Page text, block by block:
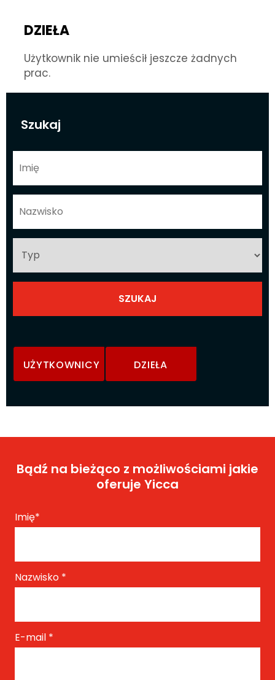
Szukaj
UŻYTKOWNICY DZIEŁA
DZIEŁA
Użytkownik nie umieścił jeszcze żadnych
prac.
Bądź na bieżąco z możliwościami jakie
oferuje Yicca
Imię*
Nazwisko *
E-mail *